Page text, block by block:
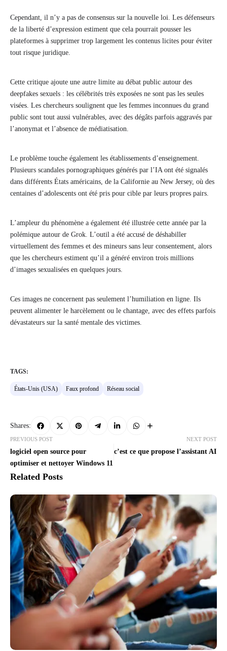
Cependant, il n’y a pas de consensus sur la nouvelle loi. Les défenseurs
de la liberté d’expression estiment que cela pourrait pousser les
plateformes à supprimer trop largement les contenus licites pour éviter
tout risque juridique.
Cette critique ajoute une autre limite au débat public autour des
deepfakes sexuels : les célébrités très exposées ne sont pas les seules
visées. Les chercheurs soulignent que les femmes inconnues du grand
public sont tout aussi vulnérables, avec des dégâts parfois aggravés par
l’anonymat et l’absence de médiatisation.
Le problème touche également les établissements d’enseignement.
Plusieurs scandales pornographiques générés par l’IA ont été signalés
dans différents États américains, de la Californie au New Jersey, où des
centaines d’adolescents ont été pris pour cible par leurs propres pairs.
L’ampleur du phénomène a également été illustrée cette année par la
polémique autour de Grok. L’outil a été accusé de déshabiller
virtuellement des femmes et des mineurs sans leur consentement, alors
que les chercheurs estiment qu’il a généré environ trois millions
d’images sexualisées en quelques jours.
Ces images ne concernent pas seulement l’humiliation en ligne. Ils
peuvent alimenter le harcèlement ou le chantage, avec des effets parfois
dévastateurs sur la santé mentale des victimes.
TAGS:
États-Unis (USA) Faux profond Réseau social
Shares:
PREVIOUS POST
logiciel open source pour
optimiser et nettoyer Windows 11
NEXT POST
c’est ce que propose l’assistant AI
Related Posts